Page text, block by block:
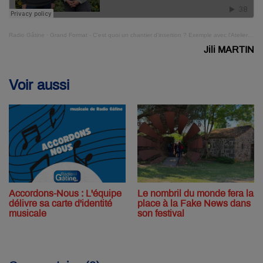
Radio Gâtine Grand Format - C'est quoi un chantier d'insertion ? Exemple avec l'Atelier Mode d'Emploi
Jili MARTIN
Voir aussi
Accordons-Nous : L'équipe
délivre sa carte d'identité
musicale
Le nombril du monde fera la
place à la Fake News dans
son festival